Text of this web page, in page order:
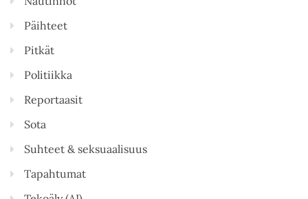
Päihteet
Pitkät
Politiikka
Reportaasit
Sota
Suhteet & seksuaalisuus
Tapahtumat